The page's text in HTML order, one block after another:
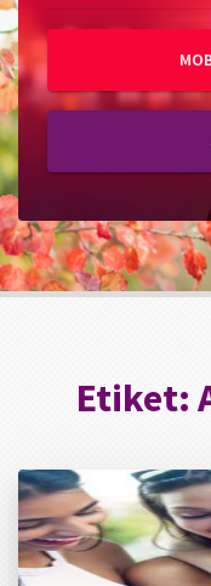
Etiket: